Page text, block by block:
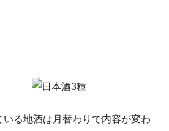
る地酒は月替わりで内容が変わ